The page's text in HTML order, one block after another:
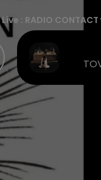
Live : RADIO CONTACT